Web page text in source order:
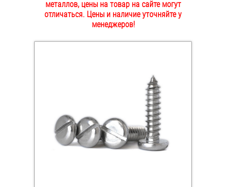
Дюймовый крепёж
Крюки, кольца с метрической резьбой
Крюки, кольца с шурупной резьбой
металлов, цены на товар на сайте могут
отличаться. Цены и наличие уточняйте у
менеджеров!